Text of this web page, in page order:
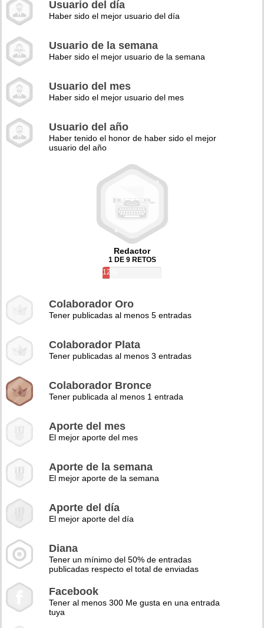
Usuario del día
Haber sido el mejor usuario del día
Usuario de la semana
Haber sido el mejor usuario de la semana
Usuario del mes
Haber sido el mejor usuario del mes
Usuario del año
Haber tenido el honor de haber sido el mejor
usuario del año
Redactor
1 DE 9 RETOS
12%
Colaborador Oro
Tener publicadas al menos 5 entradas
Colaborador Plata
Tener publicadas al menos 3 entradas
Colaborador Bronce
Tener publicada al menos 1 entrada
Aporte del mes
El mejor aporte del mes
Aporte de la semana
El mejor aporte de la semana
Aporte del día
El mejor aporte del día
Diana
Tener un mínimo del 50% de entradas
publicadas respecto el total de enviadas
Facebook
Tener al menos 300 Me gusta en una entrada
tuya